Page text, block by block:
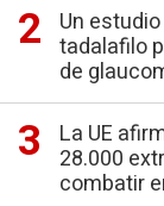
Un
tadalafilo
de
La UE
28.000
combatir